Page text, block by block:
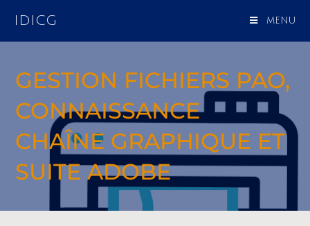
IDICG MENU
GESTION FICHIERS PAO,
CONNAISSANCE
CHAÎNE GRAPHIQUE ET
SUITE ADOBE